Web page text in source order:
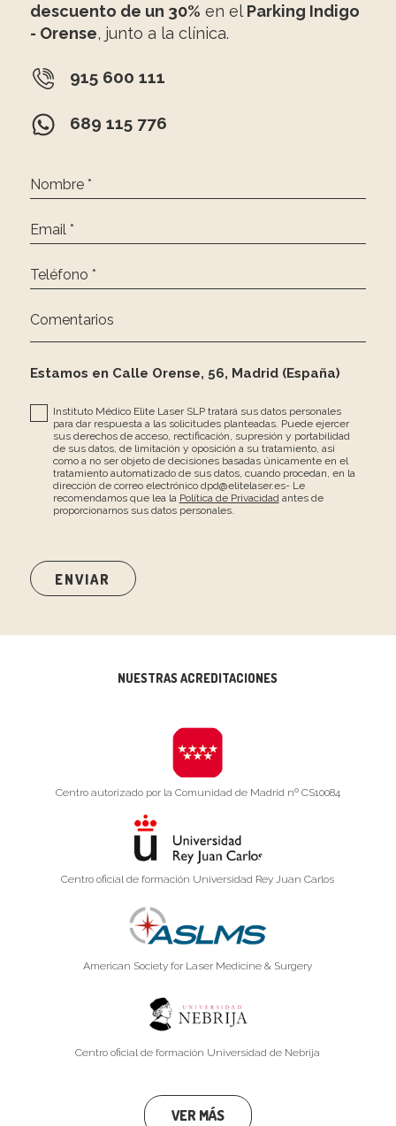
descuento de un 30% en elParking Indigo
- Orense, junto a la clínica.
915 600 111
689 115 776
Nombre *
Email *
Teléfono *
Comentarios
Estamos en Calle Orense, 56, Madrid (España)
Instituto Médico Elite Laser SLP tratará sus datos personales
para dar respuesta a las solicitudes planteadas. Puede ejercer
sus derechos de acceso, rectificación, supresión y portabilidad
de sus datos, de limitación y oposición a su tratamiento, así
como a no ser objeto de decisiones basadas únicamente en el
tratamiento automatizado de sus datos, cuando procedan, en la
dirección de correo electrónico dpd@elitelaser.es- Le
recomendamos que lea la Política de Privacidadantes de
proporcionarnos sus datos personales.
NUESTRAS ACREDITACIONES
Centro autorizado por la Comunidad de Madrid nº CS10084
Centro oficial de formación Universidad Rey Juan Carlos
American Society for Laser Medicine & Surgery
Centro oficial de formación Universidad de Nebrija
VER MÁS